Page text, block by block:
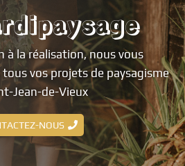
à la réalisation, nous vous
vos projets de paysagisme
Jean-de-Vieux
NOUS